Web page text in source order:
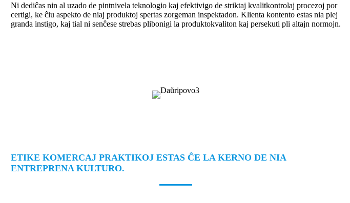
Ni dediĉas nin al uzado de pintnivela teknologio kaj efektivigo de striktaj kvalitkontrolaj procezoj por
certigi, ke ĉiu aspekto de niaj produktoj spertas zorgeman inspektadon. Klienta kontento estas nia plej
granda instigo, kaj tial ni senĉese strebas plibonigi la produktokvaliton kaj persekuti pli altajn normojn.
ETIKE KOMERCAJ PRAKTIKOJ ESTAS ĈE LA KERNO DE NIA
ENTREPRENA KULTURO.